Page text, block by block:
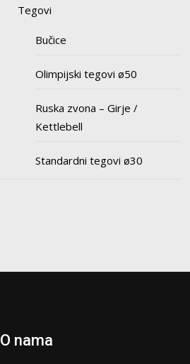
Tegovi
Bučice
Olimpijski tegovi ø50
Ruska zvona – Girje /
Kettlebell
Standardni tegovi ø30
O nama